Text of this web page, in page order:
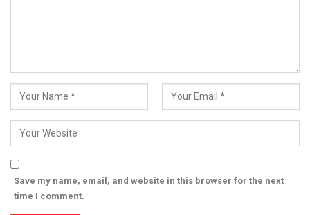
Save my name, email, and website in this browser for the next
time I comment.